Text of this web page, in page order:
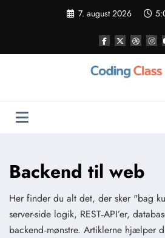
7. august 2026
Backend til web
Her finder du alt det, der sker "bag
server-side logik, REST‑API’er,
backend‑mønstre. Artiklerne hjælper